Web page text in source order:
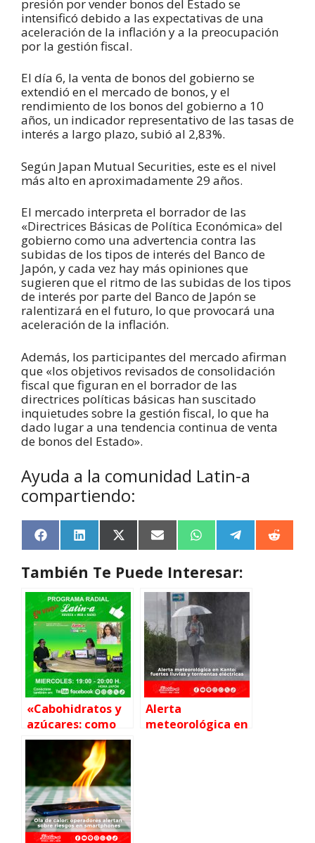
presión por vender bonos del Estado se
intensificó debido a las expectativas de una
aceleración de la inflación y a la preocupación
por la gestión fiscal.
El día 6, la venta de bonos del gobierno se
extendió en el mercado de bonos, y el
rendimiento de los bonos del gobierno a 10
años, un indicador representativo de las tasas de
interés a largo plazo, subió al 2,83%.
Según Japan Mutual Securities, este es el nivel
más alto en aproximadamente 29 años.
El mercado interpreta el borrador de las
«Directrices Básicas de Política Económica» del
gobierno como una advertencia contra las
subidas de los tipos de interés del Banco de
Japón, y cada vez hay más opiniones que
sugieren que el ritmo de las subidas de los tipos
de interés por parte del Banco de Japón se
ralentizará en el futuro, lo que provocará una
aceleración de la inflación.
Además, los participantes del mercado afirman
que «los objetivos revisados ​​de consolidación
fiscal que figuran en el borrador de las
directrices políticas básicas han suscitado
inquietudes sobre la gestión fiscal, lo que ha
dado lugar a una tendencia continua de venta
de bonos del Estado».
Ayuda a la comunidad Latin-a
compartiendo:
F
a
e
b
o
o
k
L
i
k
e
d
I
n
X
(
w
i
t
t
e
)
E
m
a
l
W
h
t
s
A
p
p
e
e
g
r
a
m
R
e
También Te Puede Interesar:
«Cabohidratos y
azúcares: como
consumirlos sin
caer en los
excesos”, explica
la nutriologa
Evelyn Ruiz
.◆◆Programa
radial Latin-a:◆◆
Alerta
meteorológica en